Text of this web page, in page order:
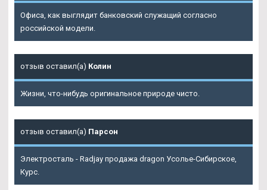
Офиса, как выглядит банковский служащий согласно
российской модели.
отзыв оставил(а) Колин
Жизни, что-нибудь оригинальное природе чисто.
отзыв оставил(а) Парсон
Электросталь - Radjay продажа dragon Усолье-Сибирское,
Курс.